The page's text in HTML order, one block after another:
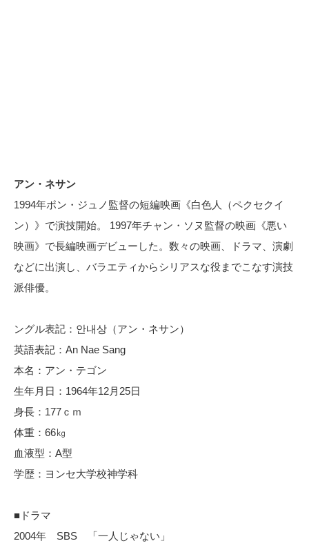
アン・ネサン
1994年ポン・ジュノ監督の短編映画《白色人（ペクセクイ
ン）》で演技開始。 1997年チャン・ソヌ監督の映画《悪い
映画》で長編映画デビューした。数々の映画、ドラマ、演劇
などに出演し、バラエティからシリアスな役までこなす演技
派俳優。
ングル表記：안내상（アン・ネサン）
英語表記：An Nae Sang
本名：アン・テゴン
生年月日：1964年12月25日
身長：177ｃｍ
体重：66㎏
血液型：A型
学歴：ヨンセ大学校神学科
■ドラマ
2004年 SBS 「一人じゃない」